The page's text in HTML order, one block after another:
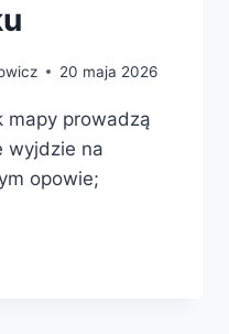
20 maja 2026
mapy prowadzą
wyjdzie na
opowie;